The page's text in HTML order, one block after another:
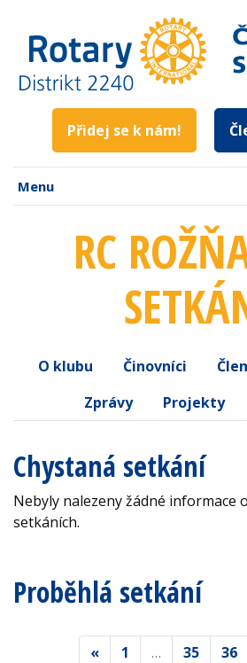
Přidej se k nám!
Menu
RC
O klubu Činovníci
Zprávy
Projekty
Chystaná setkání
Nebyly nalezeny žádné informace
setkáních.
Proběhlá setkání
« 1 … 35 36